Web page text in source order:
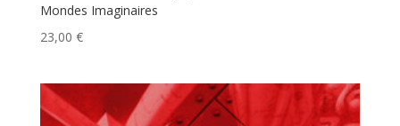
Mondes Imaginaires
23,00 €